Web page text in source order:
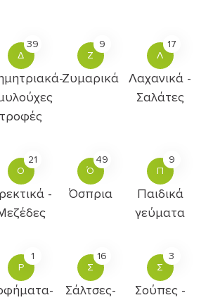
Δ
39
τροφές
Ζ
9
Ζυμαρικά
Λ
17
Λαχανικά -
Σαλάτες
Ο
21
-
Ό
49
Όσπρια
Π
9
Παιδικά
γεύματα
Ρ
1
Σ
16
Σάλτσες-
Σ
3
Σούπες -